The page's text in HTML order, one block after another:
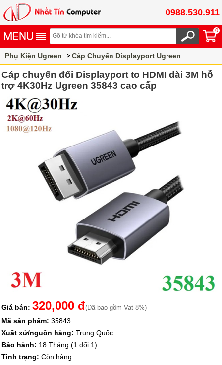
0988.530.911
0
Phụ Kiện Ugreen Cáp Chuyển Displayport Ugreen
Cáp chuyển đổi Displayport to HDMI dài 3M hỗ
trợ 4K30Hz Ugreen 35843 cao cấp
Giá bán: 320,000 đ(Đã bao gồm Vat 8%)
Mã sản phẩm: 35843
Xuất xứ/nguồn hàng: Trung Quốc
Bảo hành: 18 Tháng (1 đổi 1)
Tình trạng: Còn hàng